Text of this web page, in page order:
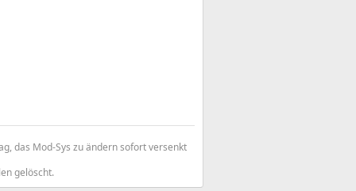
das Mod-Sys zu ändern sofort versenkt
gelöscht.